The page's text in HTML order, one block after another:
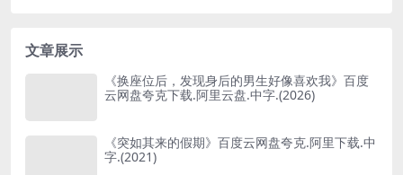
文章展示
《换座位后，发现身后的男生好像喜欢我》百度
云网盘夸克下载.阿里云盘.中字.(2026)
《突如其来的假期》百度云网盘夸克.阿里下载.中
字.(2021)